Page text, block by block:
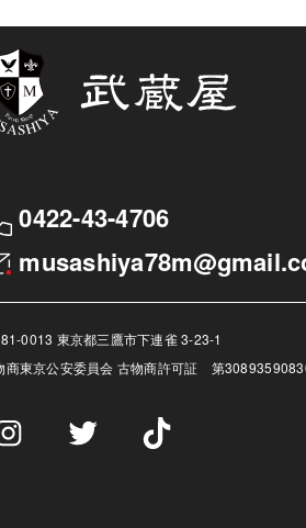
0422-43-4706
0013 東京都三鷹市下連雀 3-23-1
商東京公安委員会 古物商許可証 第